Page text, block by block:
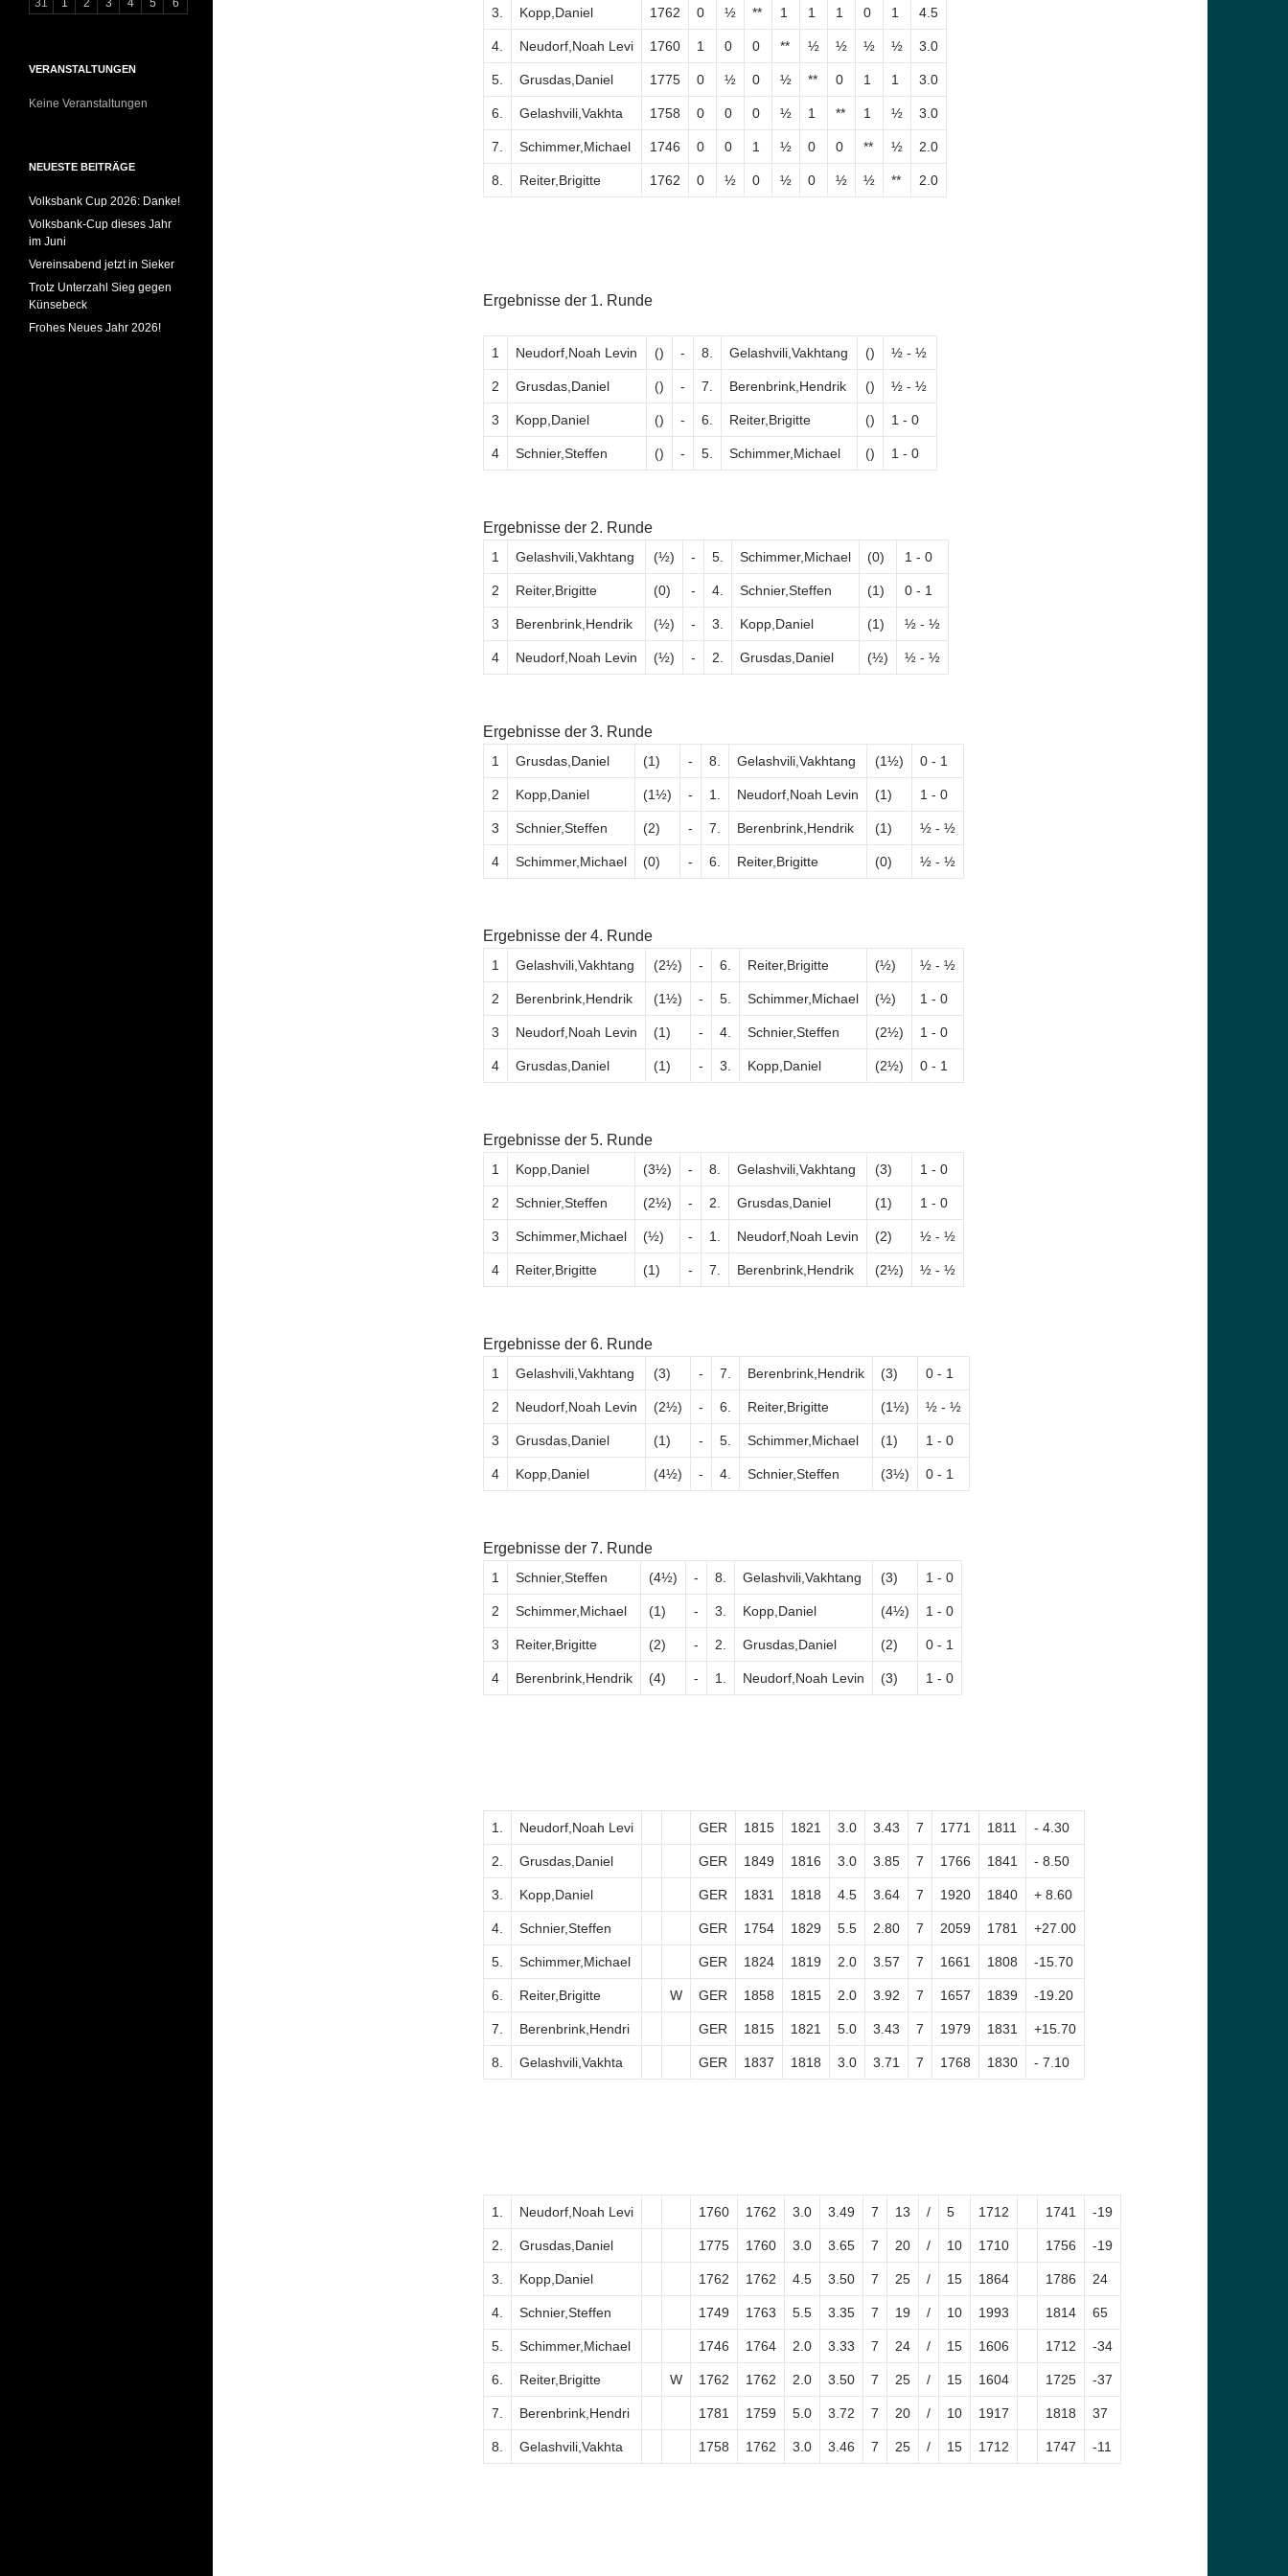
3. Kopp,Daniel 1762 0 ½ ** 1 1 1 0 1 4.5
4. Neudorf,Noah Levi 1760 1 0 0 ** ½ ½ ½ ½ 3.0
5. Grusdas,Daniel 1775 0 ½ 0 ½ ** 0 1 1 3.0
6. Gelashvili,Vakhta 1758 0 0 0 ½ 1 ** 1 ½ 3.0
7. Schimmer,Michael 1746 0 0 1 ½ 0 0 ** ½ 2.0
8. Reiter,Brigitte 1762 0 ½ 0 ½ 0 ½ ½ ** 2.0
Ergebnisse der 1. Runde
1 Neudorf,Noah Levin () - 8. Gelashvili,Vakhtang () ½ - ½
2 Grusdas,Daniel () - 7. Berenbrink,Hendrik () ½ - ½
3 Kopp,Daniel () - 6. Reiter,Brigitte () 1 - 0
4 Schnier,Steffen () - 5. Schimmer,Michael () 1 - 0
Ergebnisse der 2. Runde
1 Gelashvili,Vakhtang (½) - 5. Schimmer,Michael (0) 1 - 0
2 Reiter,Brigitte (0) - 4. Schnier,Steffen (1) 0 - 1
3 Berenbrink,Hendrik (½) - 3. Kopp,Daniel (1) ½ - ½
4 Neudorf,Noah Levin (½) - 2. Grusdas,Daniel (½) ½ - ½
Ergebnisse der 3. Runde
1 Grusdas,Daniel (1) - 8. Gelashvili,Vakhtang (1½) 0 - 1
2 Kopp,Daniel (1½) - 1. Neudorf,Noah Levin (1) 1 - 0
3 Schnier,Steffen (2) - 7. Berenbrink,Hendrik (1) ½ - ½
4 Schimmer,Michael (0) - 6. Reiter,Brigitte (0) ½ - ½
Ergebnisse der 4. Runde
1 Gelashvili,Vakhtang (2½) - 6. Reiter,Brigitte (½) ½ - ½
2 Berenbrink,Hendrik (1½) - 5. Schimmer,Michael (½) 1 - 0
3 Neudorf,Noah Levin (1) - 4. Schnier,Steffen (2½) 1 - 0
4 Grusdas,Daniel (1) - 3. Kopp,Daniel (2½) 0 - 1
Ergebnisse der 5. Runde
1 Kopp,Daniel (3½) - 8. Gelashvili,Vakhtang (3) 1 - 0
2 Schnier,Steffen (2½) - 2. Grusdas,Daniel (1) 1 - 0
3 Schimmer,Michael (½) - 1. Neudorf,Noah Levin (2) ½ - ½
4 Reiter,Brigitte (1) - 7. Berenbrink,Hendrik (2½) ½ - ½
Ergebnisse der 6. Runde
1 Gelashvili,Vakhtang (3) - 7. Berenbrink,Hendrik (3) 0 - 1
2 Neudorf,Noah Levin (2½) - 6. Reiter,Brigitte (1½) ½ - ½
3 Grusdas,Daniel (1) - 5. Schimmer,Michael (1) 1 - 0
4 Kopp,Daniel (4½) - 4. Schnier,Steffen (3½) 0 - 1
Ergebnisse der 7. Runde
1 Schnier,Steffen (4½) - 8. Gelashvili,Vakhtang (3) 1 - 0
2 Schimmer,Michael (1) - 3. Kopp,Daniel (4½) 1 - 0
3 Reiter,Brigitte (2) - 2. Grusdas,Daniel (2) 0 - 1
4 Berenbrink,Hendrik (4) - 1. Neudorf,Noah Levin (3) 1 - 0
1. Neudorf,Noah Levi GER 1815 1821 3.0 3.43 7 1771 1811 - 4.30
2. Grusdas,Daniel GER 1849 1816 3.0 3.85 7 1766 1841 - 8.50
3. Kopp,Daniel GER 1831 1818 4.5 3.64 7 1920 1840 + 8.60
4. Schnier,Steffen GER 1754 1829 5.5 2.80 7 2059 1781 +27.00
5. Schimmer,Michael GER 1824 1819 2.0 3.57 7 1661 1808 -15.70
6. Reiter,Brigitte W GER 1858 1815 2.0 3.92 7 1657 1839 -19.20
7. Berenbrink,Hendri GER 1815 1821 5.0 3.43 7 1979 1831 +15.70
8. Gelashvili,Vakhta GER 1837 1818 3.0 3.71 7 1768 1830 - 7.10
1. Neudorf,Noah Levi 1760 1762 3.0 3.49 7 13 / 5 1712 1741 -19
2. Grusdas,Daniel 1775 1760 3.0 3.65 7 20 / 10 1710 1756 -19
3. Kopp,Daniel 1762 1762 4.5 3.50 7 25 / 15 1864 1786 24
4. Schnier,Steffen 1749 1763 5.5 3.35 7 19 / 10 1993 1814 65
5. Schimmer,Michael 1746 1764 2.0 3.33 7 24 / 15 1606 1712 -34
6. Reiter,Brigitte W 1762 1762 2.0 3.50 7 25 / 15 1604 1725 -37
7. Berenbrink,Hendri 1781 1759 5.0 3.72 7 20 / 10 1917 1818 37
8. Gelashvili,Vakhta 1758 1762 3.0 3.46 7 25 / 15 1712 1747 -11
VERANSTALTUNGEN
Keine Veranstaltungen
NEUESTE BEITRÄGE
Volksbank Cup 2026: Danke!
Volksbank-Cup dieses Jahr
im Juni
Vereinsabend jetzt in Sieker
Trotz Unterzahl Sieg gegen
Künsebeck
Frohes Neues Jahr 2026!